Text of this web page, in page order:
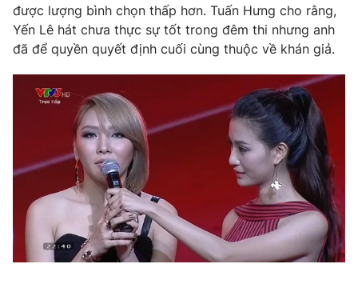
được lượng bình chọn thấp hơn. Tuấn Hưng cho rằng,
Yến Lê hát chưa thực sự tốt trong đêm thi nhưng anh
đã để quyền quyết định cuối cùng thuộc về khán giả.